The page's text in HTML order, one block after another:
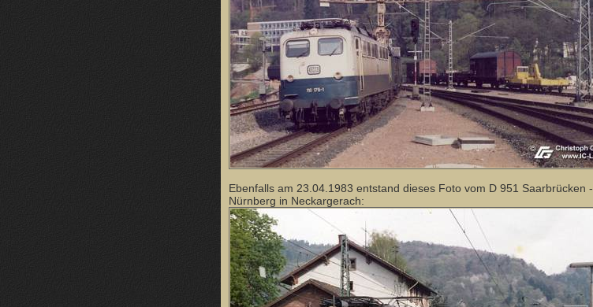
Ebenfalls am 23.04.1983 entstand dieses Foto vom D 951 Saarbrücken -
Nürnberg in Neckargerach: